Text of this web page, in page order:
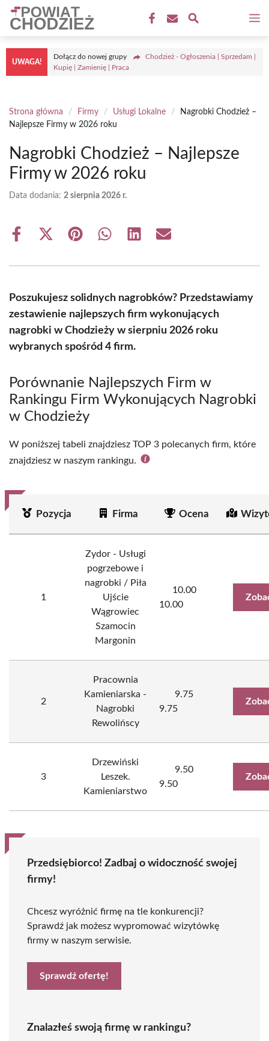
Przejdź
treści
UWAGA!
Dołącz do nowej grupy
Chodzież - Ogłoszenia | Sprzedam |
Kupię | Zamienię | Praca
Strona główna / Firmy / Usługi Lokalne /
Nagrobki Chodzież –
Najlepsze Firmy w 2026 roku
Nagrobki Chodzież – Najlepsze
Firmy w 2026 roku
Data dodania: 2 sierpnia 2026 r.
Share
Share
(Twitter)
Share Share Share Share
Poszukujesz solidnych nagrobków? Przedstawiamy
zestawienie najlepszych firm wykonujących
nagrobki w Chodzieży w sierpniu 2026 roku
wybranych spośród 4 firm.
Porównanie Najlepszych Firm w
Rankingu Firm Wykonujących Nagrobki
w Chodzieży
W poniższej tabeli znajdziesz TOP 3 polecanych firm, które
znajdziesz w naszym rankingu.
Pozycja Firma Ocena
1
Zydor - Usługi
pogrzebowe i
nagrobki / Piła
Ujście
Wągrowiec
Szamocin
Margonin
10.00
10.00
2
Pracownia
Kamieniarska -
Nagrobki
Rewolińscy
9.75
9.75
3
Drzewiński
Leszek.
Kamieniarstwo
9.50
9.50
Przedsiębiorco! Zadbaj o widoczność swojej
firmy!
Chcesz wyróżnić firmę na tle konkurencji?
Sprawdź jak możesz wypromować wizytówkę
firmy w naszym serwisie.
Sprawdź ofertę!
Znalazłeś swoją firmę w rankingu?